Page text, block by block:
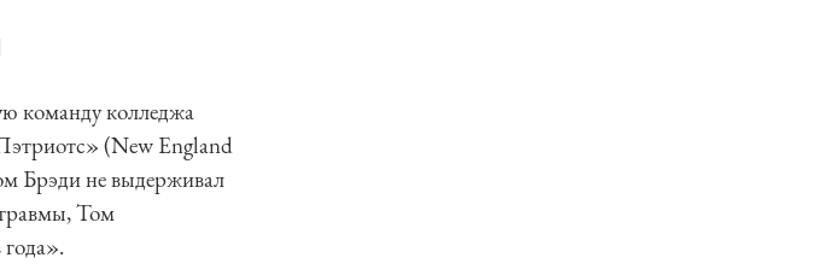
команду колледжа
(New England
Брэди не выдерживал
Том